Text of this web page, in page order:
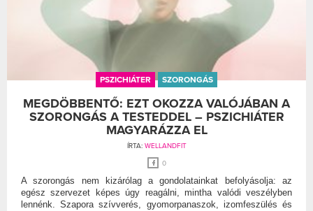
PSZICHIÁTER SZORONGÁS
MEGDÖBBENTŐ: EZT OKOZZA VALÓJÁBAN A
SZORONGÁS A TESTEDDEL – PSZICHIÁTER
MAGYARÁZZA EL
ÍRTA: WELLANDFIT
0
A szorongás nem kizárólag a gondolatainkat befolyásolja: az
egész szervezet képes úgy reagálni, mintha valódi veszélyben
lennénk. Szapora szívverés, gyomorpanaszok, izomfeszülés és